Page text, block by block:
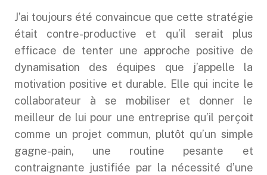
J’ai toujours été convaincue que cette stratégie
était contre-productive et qu’il serait plus
efficace de tenter une approche positive de
dynamisation des équipes que j’appelle la
motivation positive et durable. Elle qui incite le
collaborateur à se mobiliser et donner le
meilleur de lui pour une entreprise qu’il perçoit
comme un projet commun, plutôt qu’un simple
gagne-pain, une routine pesante et
contraignante justifiée par la nécessité d’une